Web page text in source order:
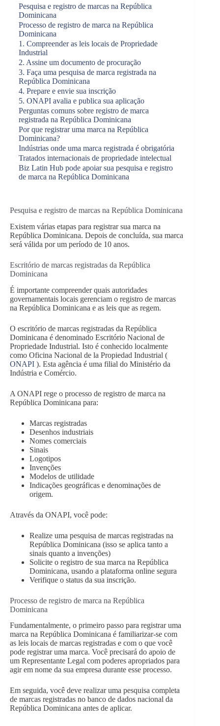
Pesquisa e registro de marcas na República
Dominicana
Processo de registro de marca na República
Dominicana
1. Compreender as leis locais de Propriedade
Industrial
2. Assine um documento de procuração
3. Faça uma pesquisa de marca registrada na
República Dominicana
4. Prepare e envie sua inscrição
5. ONAPI avalia e publica sua aplicação
Perguntas comuns sobre registro de marca
registrada na República Dominicana
Por que registrar uma marca na República
Dominicana?
Indústrias onde uma marca registrada é obrigatória
Tratados internacionais de propriedade intelectual
Biz Latin Hub pode apoiar sua pesquisa e registro
de marca na República Dominicana
Pesquisa e registro de marcas na República Dominicana
Existem várias etapas para registrar sua marca na
República Dominicana. Depois de concluída, sua marca
será válida por um período de 10 anos.
Escritório de marcas registradas da República
Dominicana
É importante compreender quais autoridades
governamentais locais gerenciam o registro de marcas
na República Dominicana e as leis que as regem.
O escritório de marcas registradas da República
Dominicana é denominado Escritório Nacional de
Propriedade Industrial. Isto é conhecido localmente
como Oficina Nacional de la Propiedad Industrial (
ONAPI ). Esta agência é uma filial do Ministério da
Indústria e Comércio.
A ONAPI rege o processo de registro de marca na
República Dominicana para:
Marcas registradas
Desenhos industriais
Nomes comerciais
Sinais
Logotipos
Invenções
Modelos de utilidade
Indicações geográficas e denominações de
origem.
Através da ONAPI, você pode:
Realize uma pesquisa de marcas registradas na
República Dominicana (isso se aplica tanto a
sinais quanto a invenções)
Solicite o registro de sua marca na República
Dominicana, usando a plataforma online segura
Verifique o status da sua inscrição.
Processo de registro de marca na República
Dominicana
Fundamentalmente, o primeiro passo para registrar uma
marca na República Dominicana é familiarizar-se com
as leis locais de marcas registradas e com o que você
pode registrar uma marca. Você precisará do apoio de
um Representante Legal com poderes apropriados para
agir em nome da sua empresa durante esse processo.
Em seguida, você deve realizar uma pesquisa completa
de marcas registradas no banco de dados nacional da
República Dominicana antes de aplicar.